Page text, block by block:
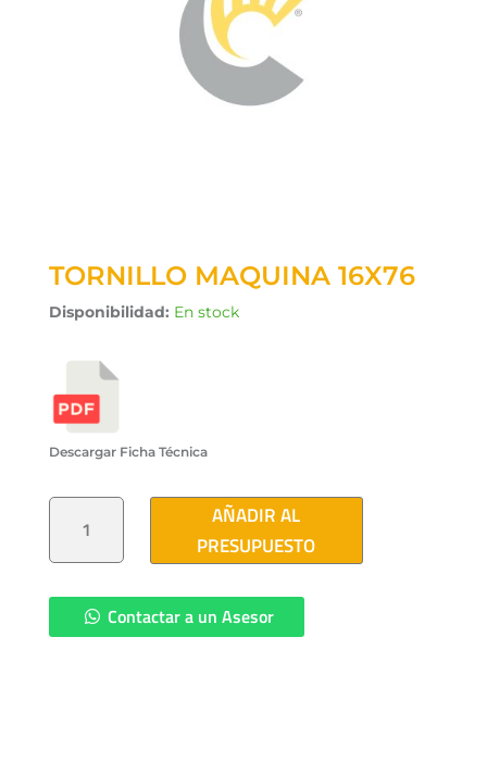
TORNILLO MAQUINA 16X76
Disponibilidad: En stock
Descargar Ficha Técnica
TORNILLO
16X76
AÑADIR AL
PRESUPUESTO
Contactar a un Asesor